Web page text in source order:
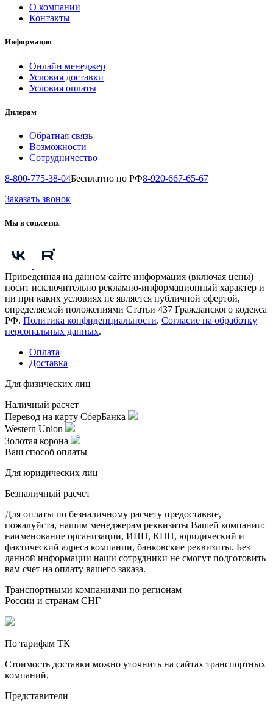
О компании
Контакты
Информация
Онлайн менеджер
Условия доставки
Условия оплаты
Дилерам
Обратная связь
Возможности
Сотрудничество
8-800-775-38-04Бесплатно по РФ8-920-667-65-67
Заказать звонок
Мы в соц.сетях
Приведенная на данном сайте информация (включая цены)
носит исключительно рекламно-информационный характер и
ни при каких условиях не является публичной офертой,
определяемой положениями Статьи 437 Гражданского кодекса
РФ. Политика конфиденциальности. Согласие на обработку
персональных данных.
Оплата
Доставка
Для физических лиц
Наличный расчет
Перевод на карту СберБанка
Western Union
Золотая корона
Ваш способ оплаты
Для юридических лиц
Безналичный расчет
Для оплаты по безналичному расчету предоставьте,
пожалуйста, нашим менеджерам реквизиты Вашей компании:
наименование организации, ИНН, КПП, юридический и
фактический адреса компании, банковские реквизиты. Без
данной информации наши сотрудники не смогут подготовить
вам счет на оплату вашего заказа.
Транспортными компаниями по регионам
России и странам СНГ
По тарифам ТК
Стоимость доставки можно уточнить на сайтах транспортных
компаний.
Представители